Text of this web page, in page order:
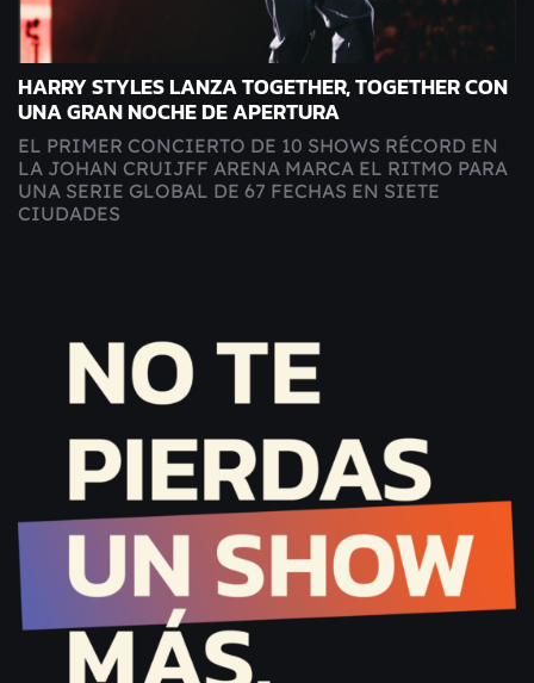
HARRY STYLES LANZA TOGETHER, TOGETHER CON
UNA GRAN NOCHE DE APERTURA
EL PRIMER CONCIERTO DE 10 SHOWS RÉCORD EN
LA JOHAN CRUIJFF ARENA MARCA EL RITMO PARA
UNA SERIE GLOBAL DE 67 FECHAS EN SIETE
CIUDADES